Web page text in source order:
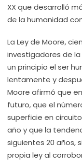
XX que desarrolló
de la humanidad
La Ley de Moore,
investigadores de
un principio el ser
lentamente y
Moore afirmó que
futuro, que el
superficie en
año y que la
siguientes 20 años,
propia ley al